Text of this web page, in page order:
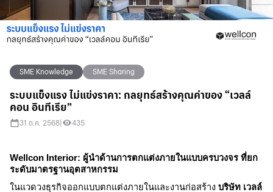
SME Knowledge SME Sharing
ระบบแข็งแรง ไม่แข่งราคา: กลยุทธ์สร้างคุณค่าของ “เวลล์
คอน อินทีเรีย”
31 ต.ค. 2568 435
Wellcon Interior: ผู้นำด้านการตกแต่งภายในแบบครบวงจร ที่ยก
ระดับมาตรฐานอุตสาหกรรม
ในแวดวงธุรกิจออกแบบตกแต่งภายในและงานก่อสร้าง บริษัท เวลล์